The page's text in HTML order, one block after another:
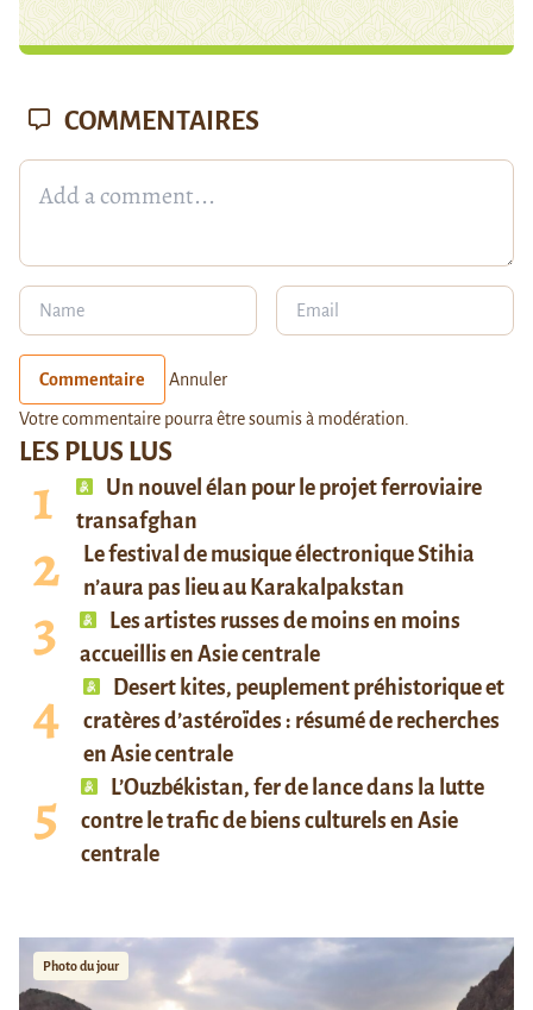
LES PLUS LUS
Un nouvel élan pour le projet ferroviaire
transafghan
Le festival de musique électronique Stihia
n’aura pas lieu au Karakalpakstan
Les artistes russes de moins en moins
accueillis en Asie centrale
Desert kites, peuplement préhistorique et
cratères d’astéroïdes : résumé de recherches
en Asie centrale
L’Ouzbékistan, fer de lance dans la lutte
contre le trafic de biens culturels en Asie
centrale
Photo du jour
COMMENTAIRES
Commentaire Annuler
Votre commentaire pourra être soumis à modération.